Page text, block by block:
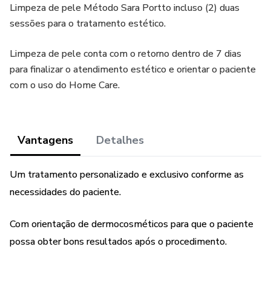
Limpeza de pele Método Sara Portto incluso (2) duas
sessões para o tratamento estético.
Limpeza de pele conta com o retorno dentro de 7 dias
para finalizar o atendimento estético e orientar o paciente
com o uso do Home Care.
Vantagens Detalhes
Um tratamento personalizado e exclusivo conforme as
necessidades do paciente.
Com orientação de dermocosméticos para que o paciente
possa obter bons resultados após o procedimento.